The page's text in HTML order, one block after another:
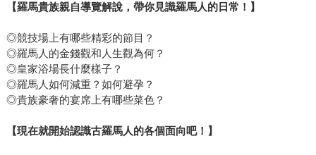
【羅馬貴族親自導覽解說，帶你見識羅馬人的日常！】
◎競技場上有哪些精彩的節目？
◎羅馬人的金錢觀和人生觀為何？
◎皇家浴場長什麼樣子？
◎羅馬人如何減重？如何避孕？
◎貴族豪奢的宴席上有哪些菜色？
【現在就開始認識古羅馬人的各個面向吧！】